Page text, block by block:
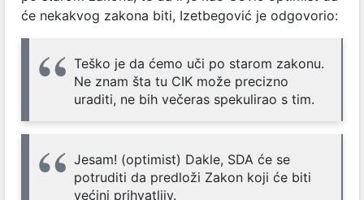
će nekakvog zakona biti, Izetbegović je odgovorio:
Teško je da ćemo uči po starom zakonu.
Ne znam šta tu CIK može precizno
uraditi, ne bih večeras spekulirao s tim.
Jesam! (optimist) Dakle, SDA će se
potruditi da predloži Zakon koji će biti
većini prihvatljiv.